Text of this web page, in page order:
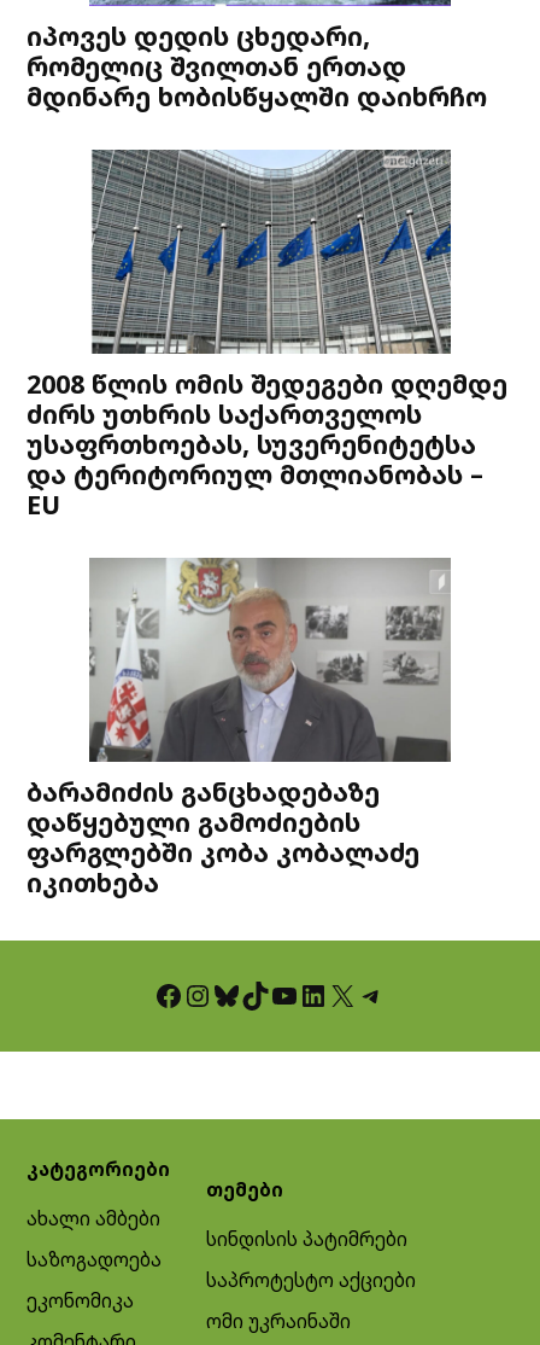
იპოვეს დედის ცხედარი,
რომელიც შვილთან ერთად
მდინარე ხობისწყალში დაიხრჩო
2008 წლის ომის შედეგები დღემდე
ძირს უთხრის საქართველოს
უსაფრთხოებას, სუვერენიტეტსა
და ტერიტორიულ მთლიანობას –
EU
ბარამიძის განცხადებაზე
დაწყებული გამოძიების
ფარგლებში კობა კობალაძე
იკითხება
Facebook InstagramBluesky TikTok YouTube LinkedIn X Telegram
კატეგორიები
ახალი ამბები
საზოგადოება
ეკონომიკა
თემები
სინდისის პატიმრები
საპროტესტო აქციები
ომი უკრაინაში